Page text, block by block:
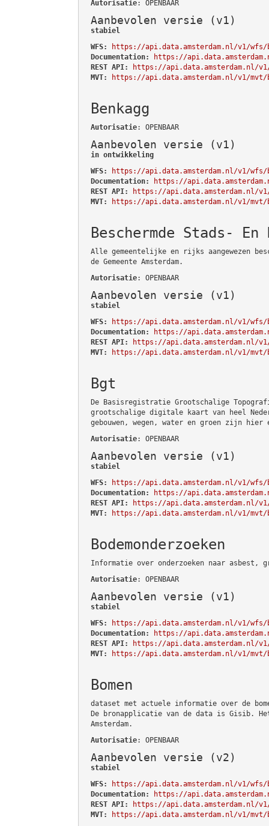
Autorisatie: OPENBAAR
Aanbevolen versie (v1)
stabiel
WFS:
https://api.data.amsterdam.nl/v1/wfs/
Documentation:
https://
REST API:
https://api.data.amsterdam.nl/
MVT:
https://api.data.amsterdam.nl/v1/mvt/
Benkagg
Autorisatie: OPENBAAR
Aanbevolen versie (v1)
in ontwikkeling
WFS:
https://api.data.amsterdam.nl/v1/wfs/
Documentation:
https://
REST API:
https://api.data.amsterdam.nl/v1/
MVT:
https://api.data.amsterdam.nl/v1/mvt/
Beschermde Stads-
Alle gemeentelijke en rijks aangewezen
de Gemeente Amsterdam.
Autorisatie: OPENBAAR
Aanbevolen versie (v1)
stabiel
WFS:
https://api.data.amsterdam.nl/v1/wfs/
Documentation:
https://
REST API:
https://api.data.amsterdam.nl/v1/
MVT:
https://api.data.amsterdam.nl/v1/mvt/
Bgt
De Basisregistratie Grootschalige
grootschalige digitale kaart van heel
gebouwen, wegen, water en groen zijn hier
Autorisatie: OPENBAAR
Aanbevolen versie (v1)
stabiel
WFS:
https://api.data.amsterdam.nl/v1/wfs/
Documentation:
https://
REST API:
https://api.data.amsterdam.nl/
MVT:
https://api.data.amsterdam.nl/v1/mvt/
Bodemonderzoeken
Informatie over onderzoeken naar asbest,
Autorisatie: OPENBAAR
Aanbevolen versie (v1)
stabiel
WFS:
https://api.data.amsterdam.nl/v1/wfs/
Documentation:
https://
REST API:
https://api.data.amsterdam.nl/v1/
MVT:
https://api.data.amsterdam.nl/v1/mvt/
Bomen
dataset met actuele informatie over de
De bronapplicatie van de data is Gisib. Het
Amsterdam.
Autorisatie: OPENBAAR
Aanbevolen versie (v2)
stabiel
WFS:
https://api.data.amsterdam.nl/v1/wfs/
Documentation:
https://
REST API:
https://api.data.amsterdam.nl/v1/
MVT:
https://api.data.amsterdam.nl/v1/mvt/